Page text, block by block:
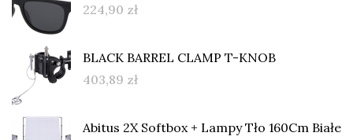
224,90 zł
BLACK BARREL CLAMP T-KNOB
403,89 zł
Abitus 2X Softbox + Lampy Tło 160Cm Białe